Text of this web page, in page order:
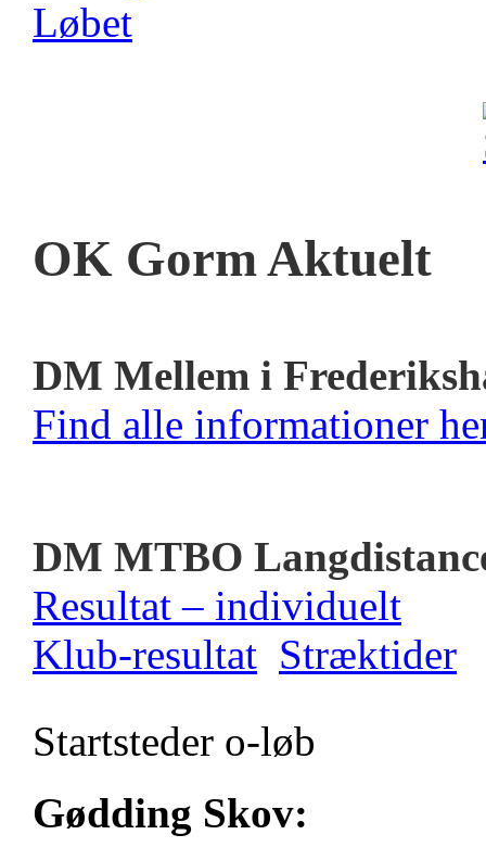
OK Gorm Aktuelt
DM Mellem i
Find alle informationer
DM MTBO
Resultat – individuelt
Klub-resultat Stræktider
Startsteder o-løb
Gødding Skov: